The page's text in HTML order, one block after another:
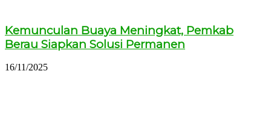
Kemunculan Buaya Meningkat, Pemkab
Berau Siapkan Solusi Permanen
16/11/2025